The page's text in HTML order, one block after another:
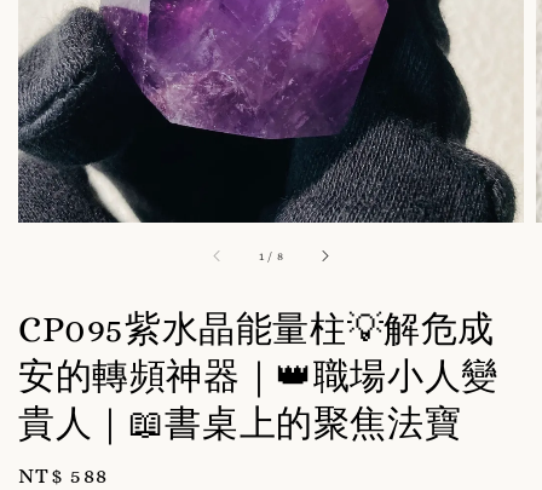
1 / 8
CP095紫水晶能量柱💡解危成
安的轉頻神器｜👑職場小人變
貴人｜📖書桌上的聚焦法寶
Regular
NT$ 588